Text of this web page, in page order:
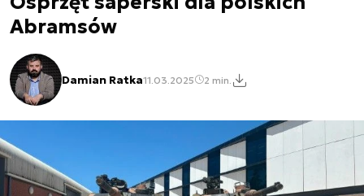
Abramsów
Damian Ratka11.03.2025 2 min.